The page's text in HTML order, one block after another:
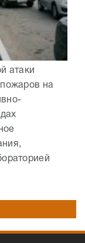
атаки
на